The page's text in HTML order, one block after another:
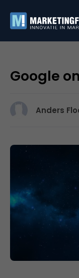
Google
Anders